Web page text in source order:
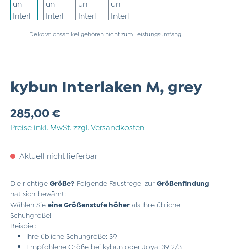
Dekorationsartikel gehören nicht zum Leistungsumfang.
kybun Interlaken M, grey
Regulärer Preis:
285,00 €
Preise inkl. MwSt. zzgl. Versandkosten
Aktuell nicht lieferbar
Die richtige Größe? Folgende Faustregel zur Größenfindung
hat sich bewährt:
Wählen Sie eine Größenstufe höher als Ihre übliche
Schuhgröße!
Beispiel:
Ihre übliche Schuhgröße: 39
Empfohlene Größe bei kybun oder Joya: 39 2/3